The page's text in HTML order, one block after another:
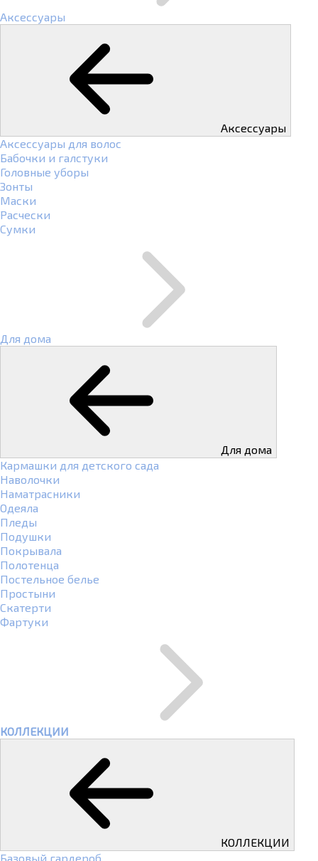
Аксессуары
Аксессуары
Аксессуары для волос
Бабочки и галстуки
Головные уборы
Зонты
Маски
Расчески
Сумки
Для дома
Для дома
Кармашки для детского сада
Наволочки
Наматрасники
Одеяла
Пледы
Подушки
Покрывала
Полотенца
Постельное белье
Простыни
Скатерти
Фартуки
КОЛЛЕКЦИИ
КОЛЛЕКЦИИ
Базовый гардероб